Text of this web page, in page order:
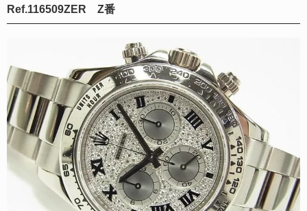
Ref.116509ZER Z番